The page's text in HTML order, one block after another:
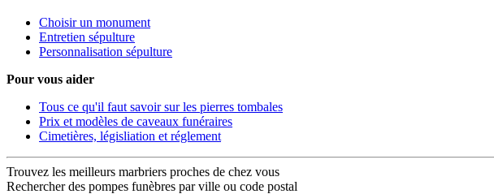
Choisir un monument
Entretien sépulture
Personnalisation sépulture
Pour vous aider
Tous ce qu'il faut savoir sur les pierres tombales
Prix et modèles de caveaux funéraires
Cimetières, législiation et réglement
Trouvez les meilleurs marbriers proches de chez vous
Rechercher des pompes funèbres par ville ou code postal